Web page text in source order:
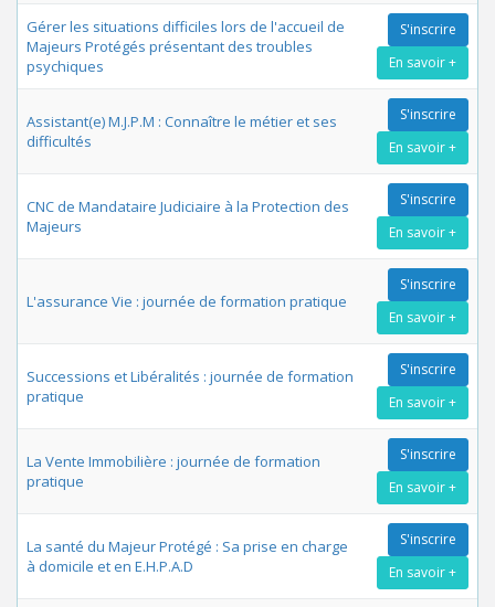
Gérer les situations difficiles lors de l'accueil de
Majeurs Protégés présentant des troubles
psychiques
S'inscrire
En savoir +
Assistant(e) M.J.P.M : Connaître le métier et ses
difficultés
S'inscrire
En savoir +
CNC de Mandataire Judiciaire à la Protection des
Majeurs
S'inscrire
En savoir +
L'assurance Vie : journée de formation pratique
S'inscrire
En savoir +
Successions et Libéralités : journée de formation
pratique
S'inscrire
En savoir +
La Vente Immobilière : journée de formation
pratique
S'inscrire
En savoir +
La santé du Majeur Protégé : Sa prise en charge
à domicile et en E.H.P.A.D
S'inscrire
En savoir +